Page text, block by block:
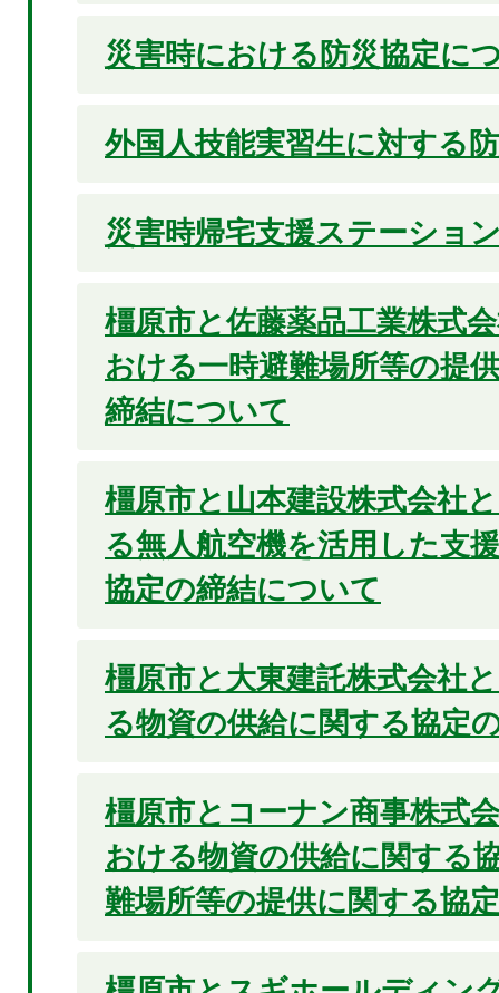
災害時における防災協定に
外国人技能実習生に対する
災害時帰宅支援ステーショ
橿原市と佐藤薬品工業株式
おける一時避難場所等の提
締結について
橿原市と山本建設株式会社
る無人航空機を活用した支
協定の締結について
橿原市と大東建託株式会社
る物資の供給に関する協定
橿原市とコーナン商事株式
おける物資の供給に関する
難場所等の提供に関する協